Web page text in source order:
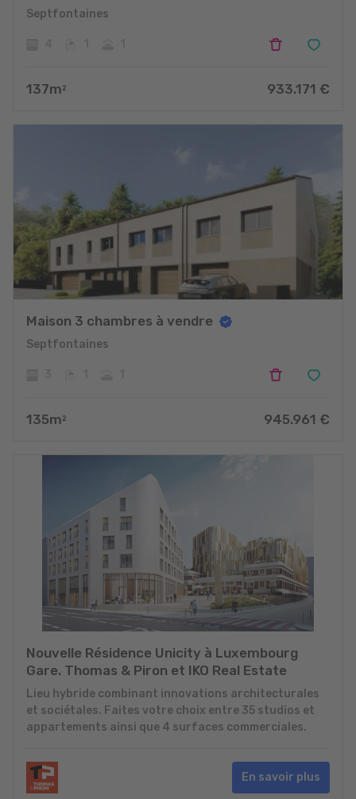
Septfontaines
137m 2 933.171 €
Maison 3 chambres à vendre
Septfontaines
135m 2 945.961 €
Nouvelle Résidence Unicity à Luxembourg
Gare. Thomas & Piron et IKO Real Estate
Lieu hybride combinant innovations architecturales
et sociétales. Faites votre choix entre 35 studios et
appartements ainsi que 4 surfaces commerciales.
En savoir plus